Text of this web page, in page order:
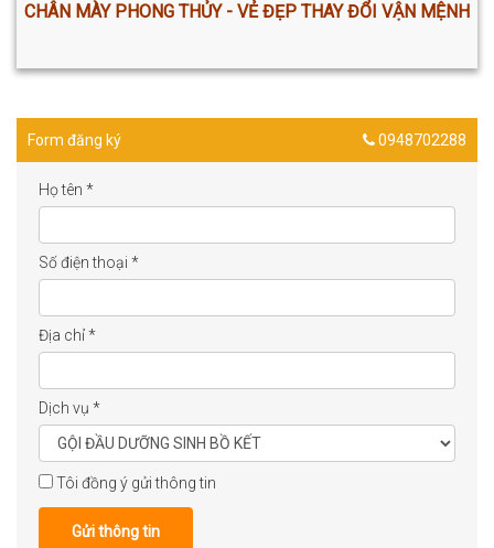
CHÂN MÀY PHONG THỦY - VẺ ĐẸP THAY ĐỔI VẬN MỆNH
Form đăng ký 0948702288
Họ tên *
Số điện thoại *
Địa chỉ*
Dịch vụ *
Tôi đồng ý gửi thông tin
Gửi thông tin